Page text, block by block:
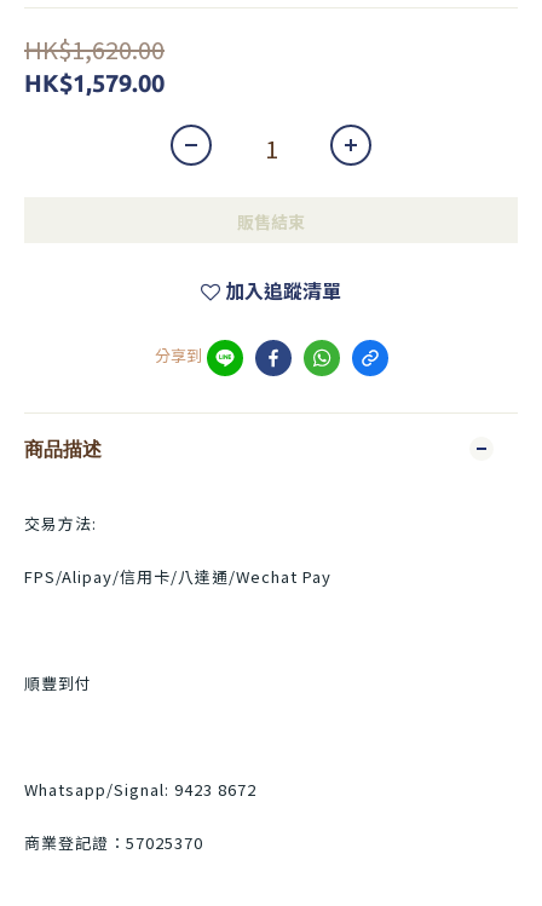
HK$1,620.00
HK$1,579.00
販售結束
加入追蹤清單
分享到
商品描述
交易方法:
FPS/Alipay/信用卡/八達通/Wechat Pay
順豐到付
Whatsapp/Signal: 9423 8672
商業登記證：57025370